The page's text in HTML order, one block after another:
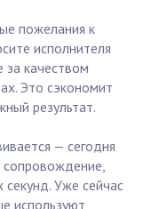
пожелания к
исполнителя
за качеством
Это сэкономит
результат.
— сегодня
сопровождение,
секунд. Уже сейчас
используют